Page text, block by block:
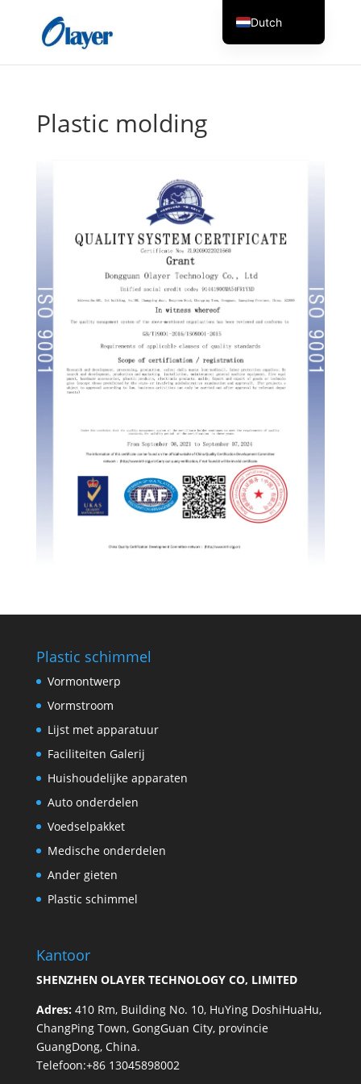
Plastic molding
Plastic schimmel
Vormontwerp
Vormstroom
Lijst met apparatuur
Faciliteiten Galerij
Huishoudelijke apparaten
Auto onderdelen
Voedselpakket
Medische onderdelen
Ander gieten
Plastic schimmel
Kantoor
SHENZHEN OLAYER TECHNOLOGY CO, LIMITED
Adres: 410 Rm, Building No. 10, HuYing DoshiHuaHu,
ChangPing Town, GongGuan City, provincie
GuangDong, China.
Telefoon:+86 13045898002
Dutch
English
Finnish
Hungarian
Russian
Swedish